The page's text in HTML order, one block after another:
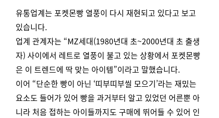
유통업계는 포켓몬빵 열풍이 다시 재현되고 있다고 보고
있습니다.
업계 관계자는 “MZ세대(1980년대 초~2000년대 초 출생
자) 사이에서 레트로 열풍이 불고 있는 상황에서 포켓몬빵
은 이 트렌드에 딱 맞는 아이템”이라고 말했습니다.
이어 “단순한 빵이 아닌 ‘띠부띠부씰 모으기’라는 재밌는
요소도 들어가 있어 빵을 과거부터 알고 있었던 어른뿐 아
니라 처음 접하는 아이들까지도 구매에 뛰어들 수 있어 인